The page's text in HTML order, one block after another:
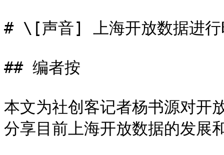
# \[声音] 上海开放数据进行
## 编者按
本文为社创客记者杨书源对开
分享目前上海开放数据的发展